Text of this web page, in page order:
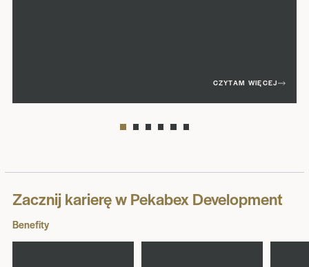
CZYTAM WIĘCEJ
Zacznij karierę w Pekabex Development
Benefity